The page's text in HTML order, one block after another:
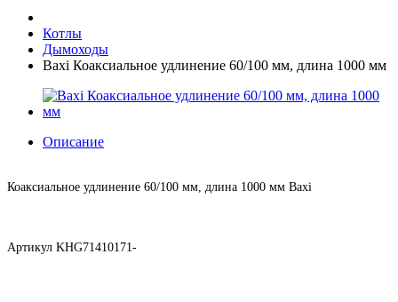
Котлы
Дымоходы
Baxi Коаксиальное удлинение 60/100 мм, длина 1000 мм
Описание
Коаксиальное удлинение 60/100 мм, длина 1000 мм Baxi
Артикул KHG71410171-